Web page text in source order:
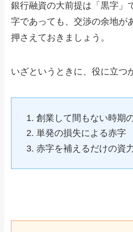
銀行融資の大前提は「黒字」
字であっても、交渉の余地が
押さえておきましょう。
いざというときに、役に立つ
創業して間もない時期
単発の損失による赤字
赤字を補えるだけの資